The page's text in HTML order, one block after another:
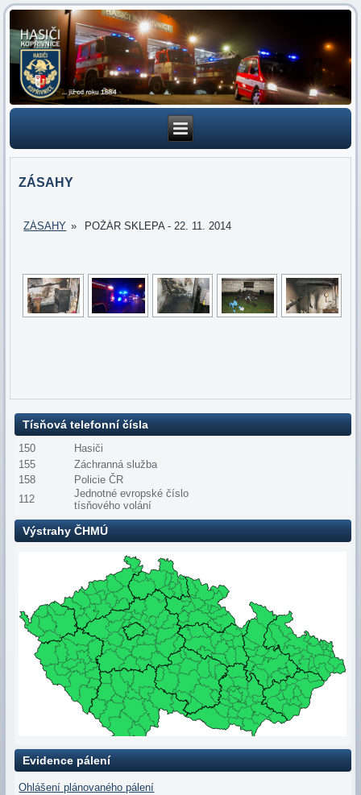
ZÁSAHY
ZÁSAHY » POŽÁR SKLEPA - 22. 11. 2014
Tísňová telefonní čísla
150
Hasiči
155
Záchranná služba
158
Policie ČR
112
Jednotné evropské číslo
tísňového volání
Výstrahy ČHMÚ
Evidence pálení
Ohlášení plánovaného pálení